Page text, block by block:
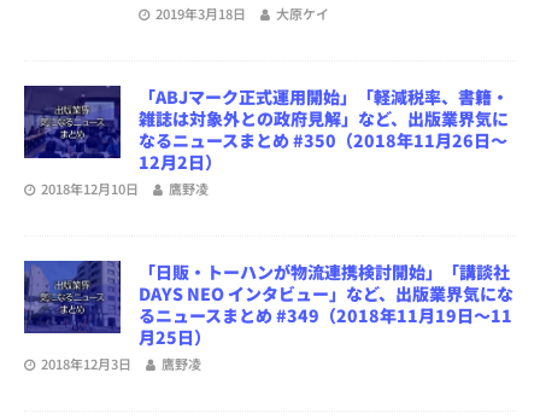
2019年3月18日 大原ケイ
「ABJマーク正式運用開始」「軽減税率、書籍・
雑誌は対象外との政府見解」など、出版業界気に
なるニュースまとめ #350（2018年11月26日～
12月2日）
2018年12月10日 鷹野凌
「日販・トーハンが物流連携検討開始」「講談社
DAYS NEO インタビュー」など、出版業界気にな
るニュースまとめ #349（2018年11月19日～11
月25日）
2018年12月3日 鷹野凌